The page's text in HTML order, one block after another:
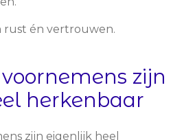
rust én vertrouwen.
zijn
herkenbaar
zijn eigenlijk heel